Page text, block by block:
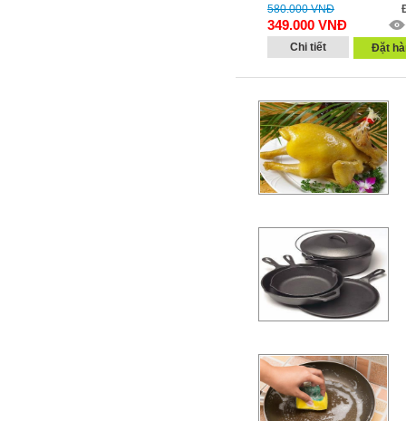
580.000VNĐ
349.000 VNĐ
Chi tiết Đặt